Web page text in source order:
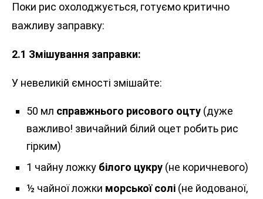
Поки рис охолоджується, готуємо критично
важливу заправку:
2.1 Змішування заправки:
У невеликій ємності змішайте:
50 мл справжнього рисового оцту (дуже
важливо! звичайний білий оцет робить рис
гірким)
1 чайну ложку білого цукру (не коричневого)
½ чайної ложки морської солі (не йодованої,